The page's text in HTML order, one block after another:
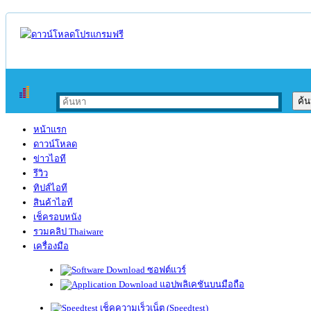
หน้าแรก
ดาวน์โหลด
ข่าวไอที
รีวิว
ทิปส์ไอที
สินค้าไอที
เช็ครอบหนัง
รวมคลิป Thaiware
เครื่องมือ
ซอฟต์แวร์
แอปพลิเคชันบนมือถือ
เช็คความเร็วเน็ต (Speedtest)